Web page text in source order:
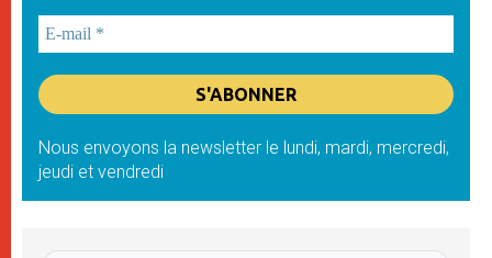
Nous envoyons la newsletter le lundi, mardi, mercredi,
jeudi et vendredi